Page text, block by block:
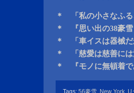
＊ 「私の小さなふる
＊ 『思い出の38豪雪
＊ 「車イスは器械だ
＊ 「慈愛は慈善には
＊ 『モノに無頓着で
Tags: 56豪雪 New York U